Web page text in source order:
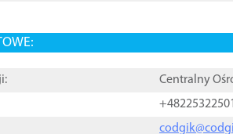
Centralny
+48225322501